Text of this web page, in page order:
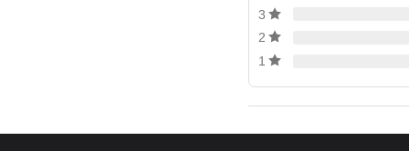
Các dạng kết
3
2
1